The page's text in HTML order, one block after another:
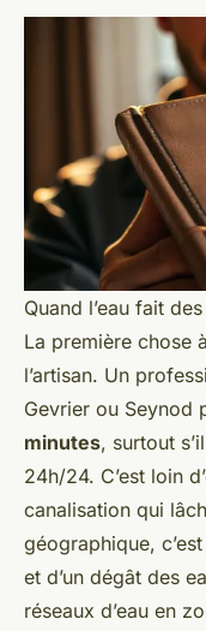
Quand l’eau fait
La première chose
l’artisan. Un
Gevrier ou Seynod
minutes, surtout
24h/24. C’est loin
canalisation qui
géographique,
et d’un dégât des
réseaux d’eau en